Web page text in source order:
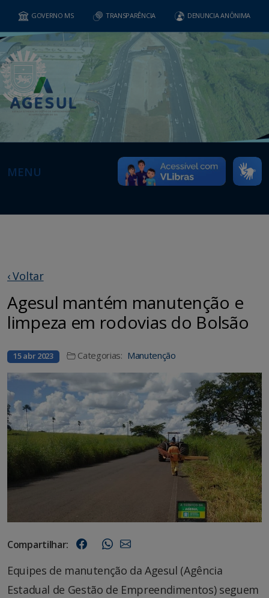
GOVERNO MS TRANSPARÊNCIA DENUNCIA ANÔNIMA
MENU
‹ Voltar
Agesul mantém manutenção e
limpeza em rodovias do Bolsão
15 abr 2023 Categorias: Manutenção
Compartilhar:
Equipes de manutenção da Agesul (Agência
Estadual de Gestão de Empreendimentos) seguem